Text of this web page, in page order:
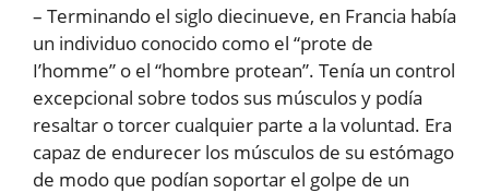
– Terminando el siglo diecinueve, en Francia había
un individuo conocido como el “prote de
I’homme” o el “hombre protean”. Tenía un control
excepcional sobre todos sus músculos y podía
resaltar o torcer cualquier parte a la voluntad. Era
capaz de endurecer los músculos de su estómago
de modo que podían soportar el golpe de un